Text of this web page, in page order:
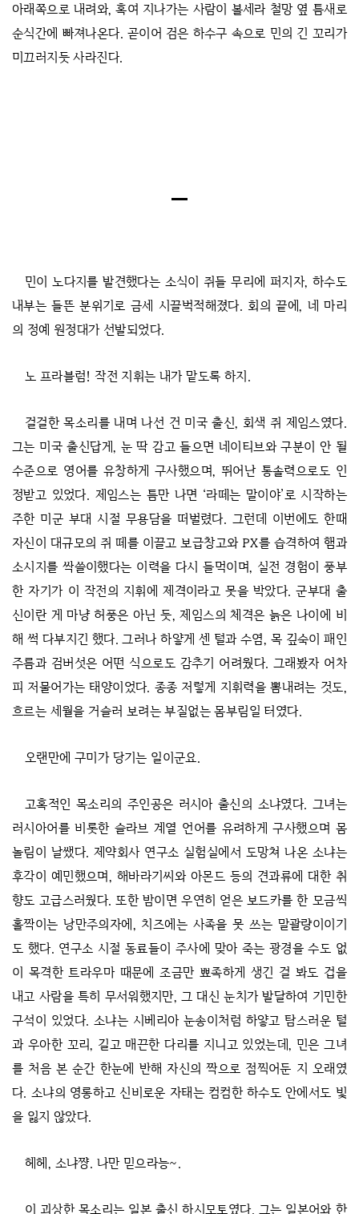
아래쪽으로 내려와, 혹여 지나가는 사람이 볼세라 철망 옆 틈새로
순식간에 빠져나온다. 곧이어 검은 하수구 속으로 민의 긴 꼬리가
미끄러지듯 사라진다.
민이 노다지를 발견했다는 소식이 쥐들 무리에 퍼지자, 하수도
내부는 들뜬 분위기로 금세 시끌벅적해졌다. 회의 끝에, 네 마리
의 정예 원정대가 선발되었다.
노 프라블럼! 작전 지휘는 내가 맡도록 하지.
걸걸한 목소리를 내며 나선 건 미국 출신, 회색 쥐 제임스였다.
그는 미국 출신답게, 눈 딱 감고 들으면 네이티브와 구분이 안 될
수준으로 영어를 유창하게 구사했으며, 뛰어난 통솔력으로도 인
정받고 있었다. 제임스는 틈만 나면 ‘라떼는 말이야’로 시작하는
주한 미군 부대 시절 무용담을 떠벌렸다. 그런데 이번에도 한때
자신이 대규모의 쥐 떼를 이끌고 보급창고와 PX를 습격하여 햄과
소시지를 싹쓸이했다는 이력을 다시 들먹이며, 실전 경험이 풍부
한 자기가 이 작전의 지휘에 제격이라고 못을 박았다. 군부대 출
신이란 게 마냥 허풍은 아닌 듯, 제임스의 체격은 늙은 나이에 비
해 썩 다부지긴 했다. 그러나 하얗게 센 털과 수염, 목 깊숙이 패인
주름과 검버섯은 어떤 식으로도 감추기 어려웠다. 그래봤자 어차
피 저물어가는 태양이었다. 종종 저렇게 지휘력을 뽐내려는 것도,
흐르는 세월을 거슬러 보려는 부질없는 몸부림일 터였다.
오랜만에 구미가 당기는 일이군요.
고혹적인 목소리의 주인공은 러시아 출신의 소냐였다. 그녀는
러시아어를 비롯한 슬라브 계열 언어를 유려하게 구사했으며 몸
놀림이 날쌨다. 제약회사 연구소 실험실에서 도망쳐 나온 소냐는
후각이 예민했으며, 해바라기씨와 아몬드 등의 견과류에 대한 취
향도 고급스러웠다. 또한 밤이면 우연히 얻은 보드카를 한 모금씩
홀짝이는 낭만주의자에, 치즈에는 사족을 못 쓰는 말괄량이이기
도 했다. 연구소 시절 동료들이 주사에 맞아 죽는 광경을 수도 없
이 목격한 트라우마 때문에 조금만 뾰족하게 생긴 걸 봐도 겁을
내고 사람을 특히 무서워했지만, 그 대신 눈치가 발달하여 기민한
구석이 있었다. 소냐는 시베리아 눈송이처럼 하얗고 탐스러운 털
과 우아한 꼬리, 길고 매끈한 다리를 지니고 있었는데, 민은 그녀
를 처음 본 순간 한눈에 반해 자신의 짝으로 점찍어둔 지 오래였
다. 소냐의 영롱하고 신비로운 자태는 컴컴한 하수도 안에서도 빛
을 잃지 않았다.
헤헤, 소냐쨩. 나만 믿으라능~.
이 괴상한 목소리는 일본 출신 하시모토였다. 그는 일본어와 한